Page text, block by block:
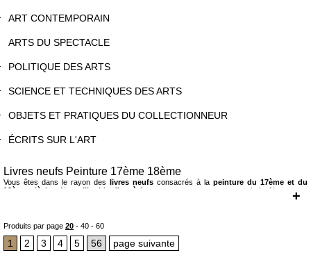
ART CONTEMPORAIN
ARTS DU SPECTACLE
POLITIQUE DES ARTS
SCIENCE ET TECHNIQUES DES ARTS
OBJETS ET PRATIQUES DU COLLECTIONNEUR
ÉCRITS SUR L'ART
Livres neufs Peinture 17ème 18ème
Vous êtes dans le rayon des livres neufs consacrés à la peinture du 17ème et du
18ème siècles
. Notre librairie d'art à Lyon
vous propose un vaste choix. Nous vous
proposons des livres d'art publiés par des éditeurs français ou étrangers. Vous trouverez
Rubens,Georges Stubbs, Georges de La Tour, Velázquez,Vermeer, Watteau, Zurbaran...
Pour toutes questions ou demandes particulières sur les
vous pouvez nous appeler ou venir nous voir, notre
+
Produits par page 20 - 40 - 60
1 2 3 4 5 56 page suivante